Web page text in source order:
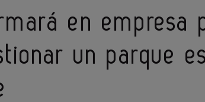
en empresa
un parque